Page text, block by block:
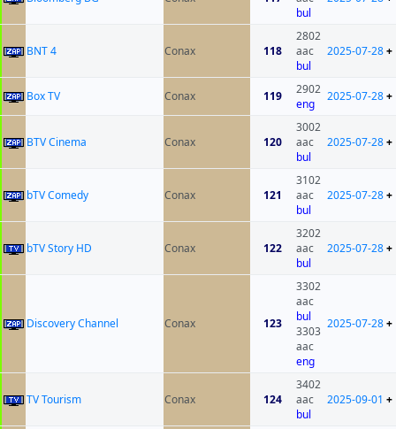
bul
BNT 4 Conax 118
2802
aac
bul
2025-07-28+
Box TV Conax 119
2902
eng
2025-07-28+
BTV Cinema Conax 120
3002
aac
bul
2025-07-28+
bTV Comedy Conax 121
3102
aac
bul
2025-07-28+
bTV Story HD Conax 122
3202
aac
bul
2025-07-28+
Discovery Channel Conax 123
3302
aac
bul
3303
aac
eng
2025-07-28+
TV Tourism Conax 124
3402
aac
bul
2025-09-01 +